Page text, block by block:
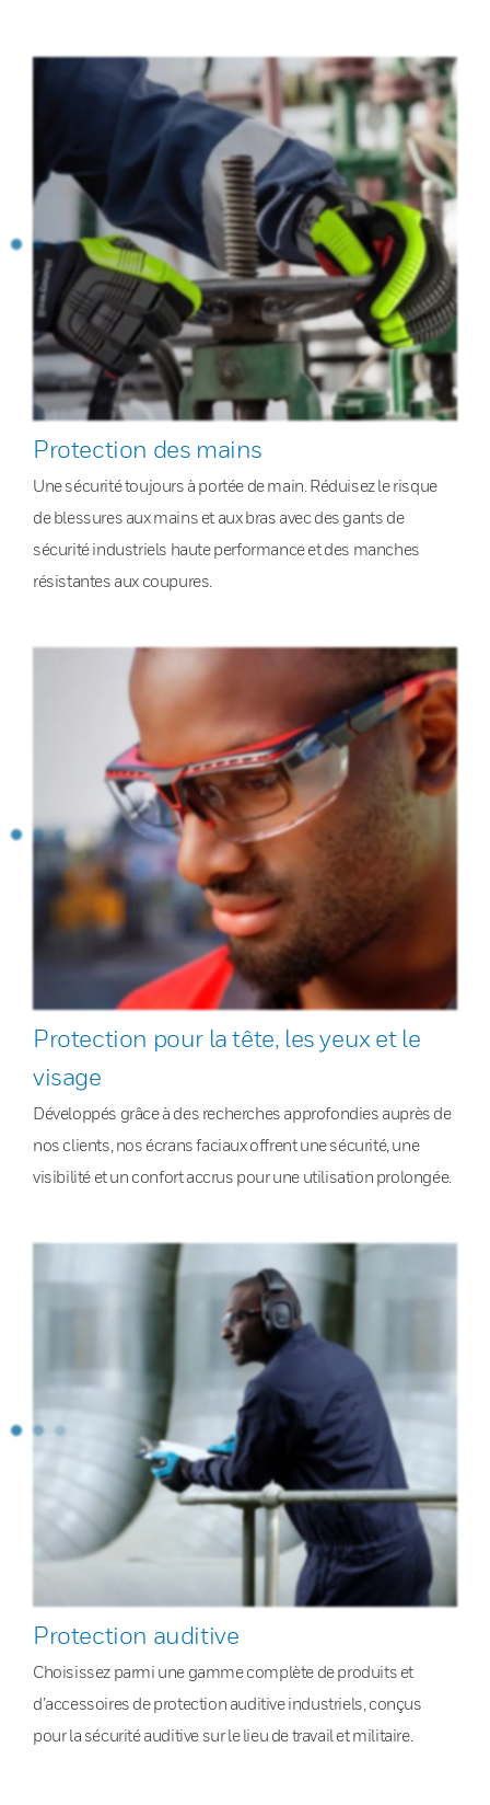
Protection des mains
Une sécurité toujours à portée de main. Réduisez le risque
de blessures aux mains et aux bras avec des gants de
sécurité industriels haute performance et des manches
résistantes aux coupures.
Protection pour la tête, les yeux et le
visage
Développés grâce à des recherches approfondies auprès de
nos clients, nos écrans faciaux offrent une sécurité, une
visibilité et un confort accrus pour une utilisation prolongée.
Protection auditive
Choisissez parmi une gamme complète de produits et
d’accessoires de protection auditive industriels, conçus
pour la sécurité auditive sur le lieu de travail et militaire.